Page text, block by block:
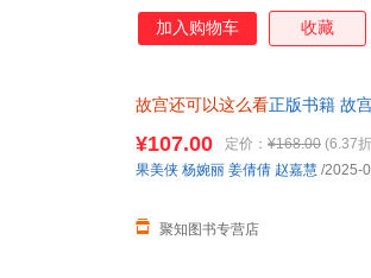
加入购物车 收藏
故宫还可以这么看正版书籍 故
¥107.00 定价： ¥168.00 (6.37
聚知图书专营店
果美侠 杨婉丽 姜倩倩 赵嘉慧 /2025-